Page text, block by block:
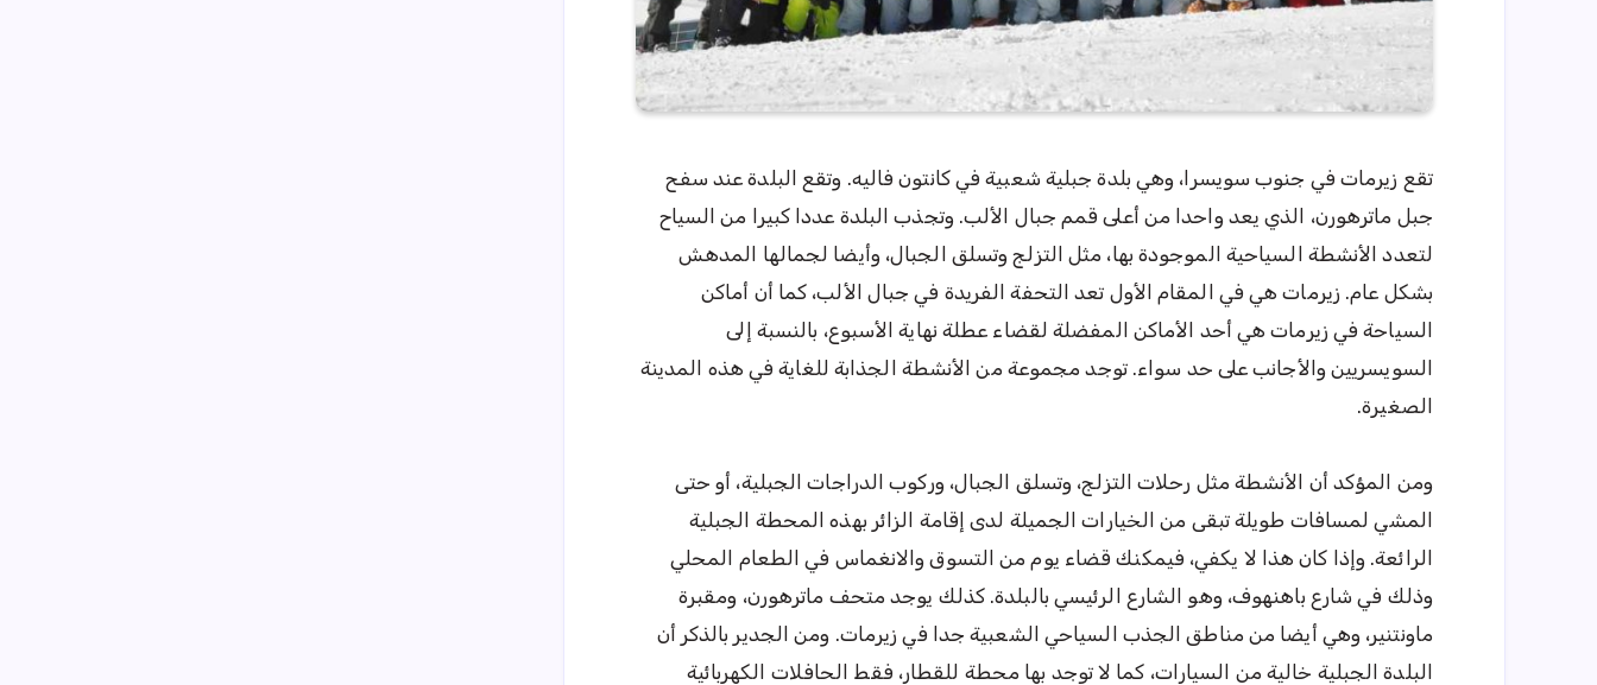
تقع زيرمات في جنوب سويسرا، وهي بلدة جبلية شعبية في كانتون فاليه. وتقع البلدة عند سفح
جبل ماترهورن، الذي يعد واحدا من أعلى قمم جبال الألب. وتجذب البلدة عددا كبيرا من السياح
لتعدد الأنشطة السياحية الموجودة بها، مثل التزلج وتسلق الجبال، وأيضا لجمالها المدهش
بشكل عام. زيرمات هي في المقام الأول تعد التحفة الفريدة في جبال الألب، كما أن أماكن
السياحة في زيرمات هي أحد الأماكن المفضلة لقضاء عطلة نهاية الأسبوع، بالنسبة إلى
السويسريين والأجانب على حد سواء. توجد مجموعة من الأنشطة الجذابة للغاية في هذه المدينة
الصغيرة.
ومن المؤكد أن الأنشطة مثل رحلات التزلج، وتسلق الجبال، وركوب الدراجات الجبلية، أو حتى
المشي لمسافات طويلة تبقى من الخيارات الجميلة لدى إقامة الزائر بهذه المحطة الجبلية
الرائعة. وإذا كان هذا لا يكفي، فيمكنك قضاء يوم من التسوق والانغماس في الطعام المحلي
وذلك في شارع باهنهوف، وهو الشارع الرئيسي بالبلدة. كذلك يوجد متحف ماترهورن، ومقبرة
ماونتنير، وهي أيضا من مناطق الجذب السياحي الشعبية جدا في زيرمات. ومن الجدير بالذكر أن
البلدة الجبلية خالية من السيارات، كما لا توجد بها محطة للقطار، فقط الحافلات الكهربائية